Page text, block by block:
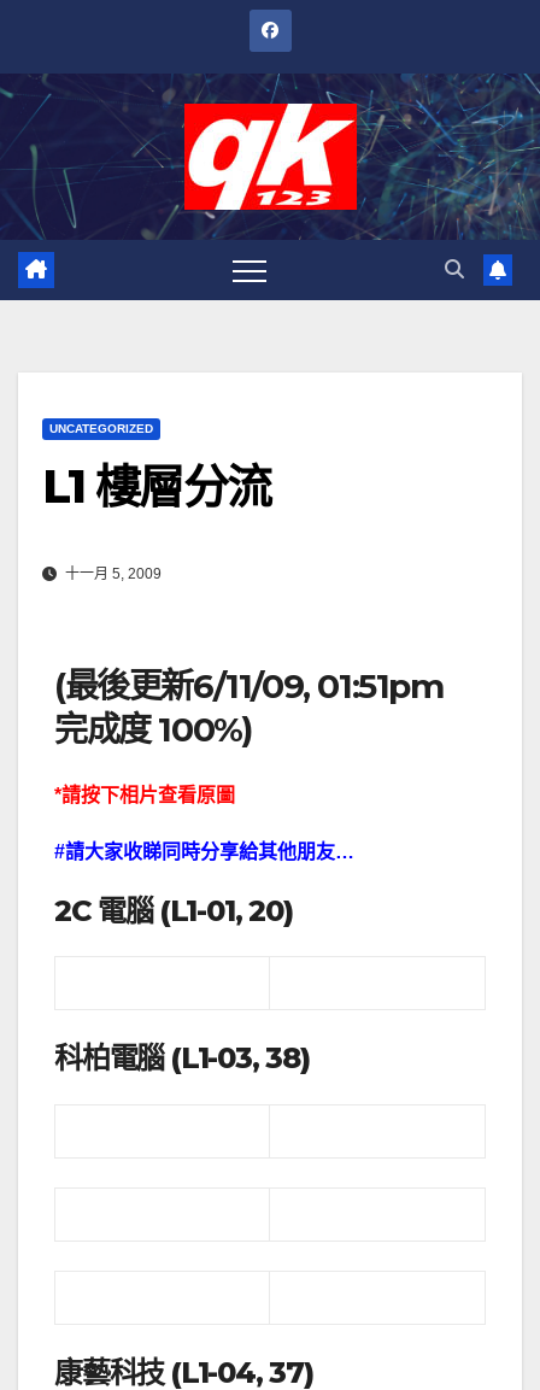
內
UNCATEGORIZED
L1 樓層分流
十一月 5, 2009
(最後更新6/11/09, 01:51pm
完成度 100%)
*請按下相片查看原圖
#請大家收睇同時分享給其他朋友…
2C 電腦 (L1-01, 20)
科柏電腦 (L1-03, 38)
康藝科技 (L1-04, 37)